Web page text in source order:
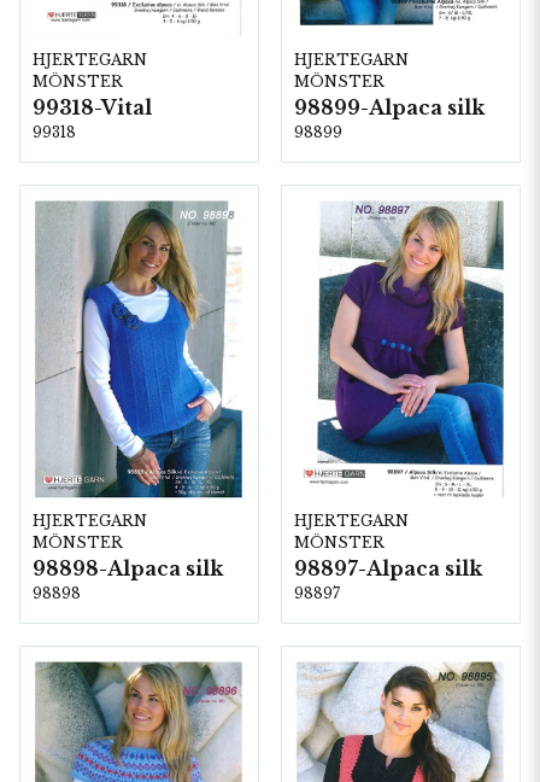
HJERTEGARN
MÖNSTER
99318-Vital
99318
HJERTEGARN
MÖNSTER
98899-Alpaca silk
98899
HJERTEGARN
MÖNSTER
98898-Alpaca silk
98898
HJERTEGARN
MÖNSTER
98897-Alpaca silk
98897